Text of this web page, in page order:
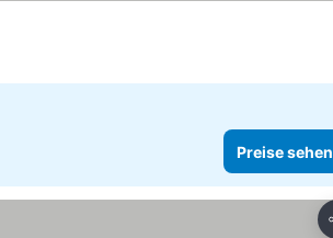
Preise sehen